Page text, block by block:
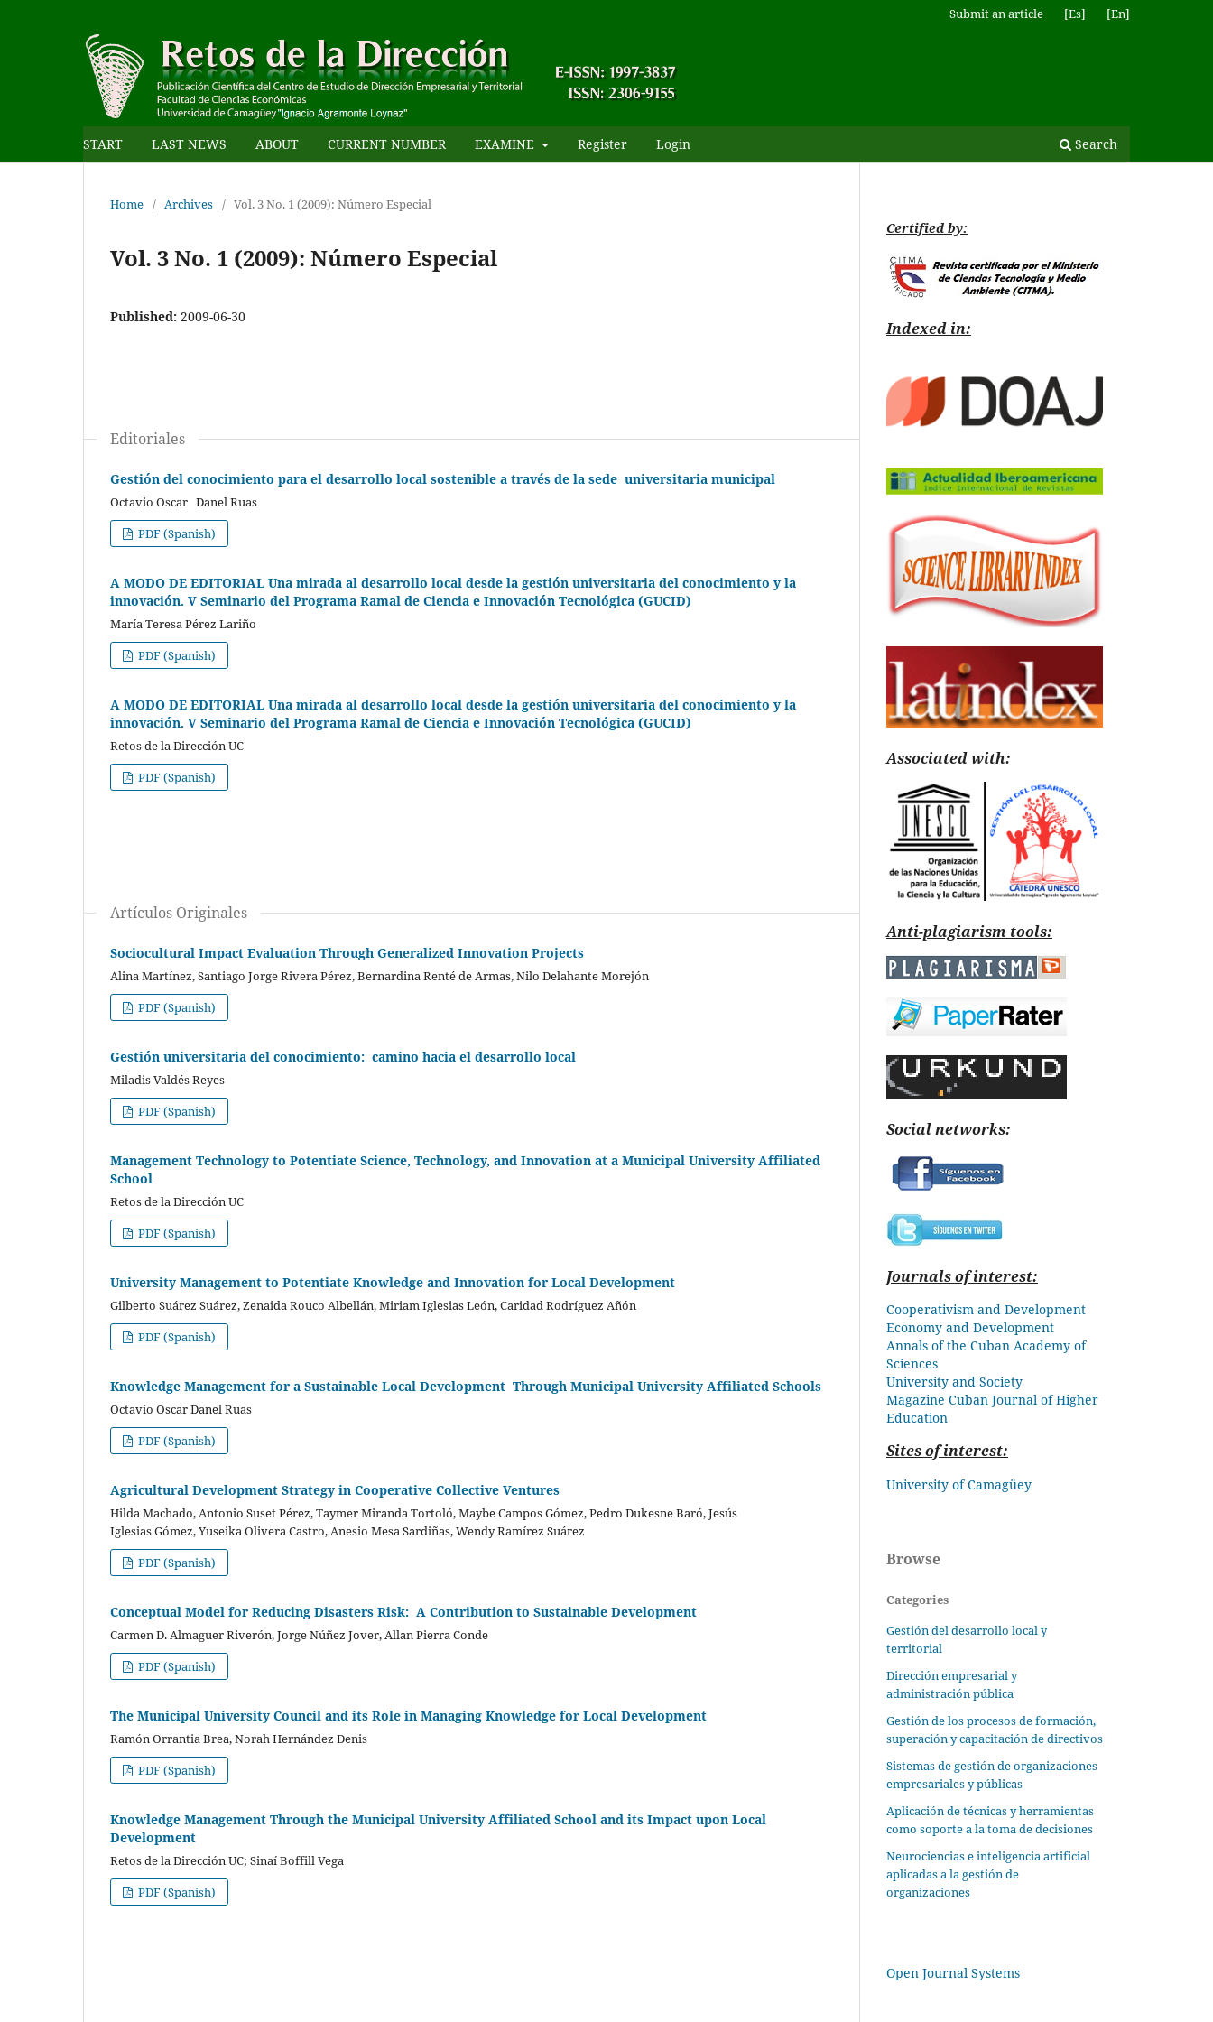
START LAST NEWS ABOUT CURRENT NUMBER EXAMINE Register Login Search
Submit an article [Es] [En]
Home / Archives / Vol. 3 No. 1 (2009): Número Especial
Vol. 3 No. 1 (2009): Número Especial
Published: 2009-06-30
Editoriales
Gestión del conocimiento para el desarrollo local sostenible a través de la sede universitaria municipal
Octavio Oscar Danel Ruas
PDF (Spanish)
A MODO DE EDITORIAL Una mirada al desarrollo local desde la gestión universitaria del conocimiento y la
innovación. V Seminario del Programa Ramal de Ciencia e Innovación Tecnológica (GUCID)
María Teresa Pérez Lariño
PDF (Spanish)
A MODO DE EDITORIAL Una mirada al desarrollo local desde la gestión universitaria del conocimiento y la
innovación. V Seminario del Programa Ramal de Ciencia e Innovación Tecnológica (GUCID)
Retos de la Dirección UC
PDF (Spanish)
Artículos Originales
Sociocultural Impact Evaluation Through Generalized Innovation Projects
Alina Martínez, Santiago Jorge Rivera Pérez, Bernardina Renté de Armas, Nilo Delahante Morejón
PDF (Spanish)
Gestión universitaria del conocimiento: camino hacia el desarrollo local
Miladis Valdés Reyes
PDF (Spanish)
Management Technology to Potentiate Science, Technology, and Innovation at a Municipal University Affiliated
School
Retos de la Dirección UC
PDF (Spanish)
University Management to Potentiate Knowledge and Innovation for Local Development
Gilberto Suárez Suárez, Zenaida Rouco Albellán, Miriam Iglesias León, Caridad Rodríguez Añón
PDF (Spanish)
Knowledge Management for a Sustainable Local Development Through Municipal University Affiliated Schools
Octavio Oscar Danel Ruas
PDF (Spanish)
Agricultural Development Strategy in Cooperative Collective Ventures
Hilda Machado, Antonio Suset Pérez, Taymer Miranda Tortoló, Maybe Campos Gómez, Pedro Dukesne Baró, Jesús
Iglesias Gómez, Yuseika Olivera Castro, Anesio Mesa Sardiñas, Wendy Ramírez Suárez
PDF (Spanish)
Conceptual Model for Reducing Disasters Risk: A Contribution to Sustainable Development
Carmen D. Almaguer Riverón, Jorge Núñez Jover, Allan Pierra Conde
PDF (Spanish)
The Municipal University Council and its Role in Managing Knowledge for Local Development
Ramón Orrantia Brea, Norah Hernández Denis
PDF (Spanish)
Knowledge Management Through the Municipal University Affiliated School and its Impact upon Local
Development
Retos de la Dirección UC; Sinaí Boffill Vega
PDF (Spanish)
Certified by:
Indexed in:
Associated with:
Anti-plagiarism tools:
Social networks:
Journals of interest:
Cooperativism and Development
Economy and Development
Annals of the Cuban Academy of
Sciences
University and Society
Magazine Cuban Journal of Higher
Education
Sites of interest:
University of Camagüey
Browse
Categories
Gestión del desarrollo local y
territorial
Dirección empresarial y
administración pública
Gestión de los procesos de formación,
superación y capacitación de directivos
Sistemas de gestión de organizaciones
empresariales y públicas
Aplicación de técnicas y herramientas
como soporte a la toma de decisiones
Neurociencias e inteligencia artificial
aplicadas a la gestión de
organizaciones
Open Journal Systems